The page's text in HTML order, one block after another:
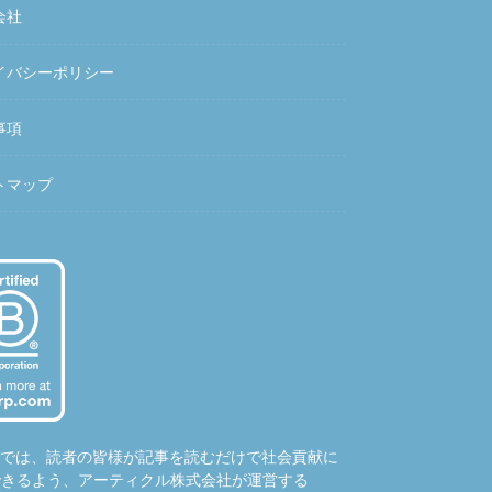
社
バシーポリシー
項
マップ
は、読者の皆様が記事を読むだけで社会貢献に
るよう、アーティクル株式会社が運営する